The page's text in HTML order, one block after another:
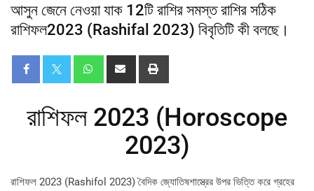
আসুন জেনে নেওয়া যাক 12টি রাশির সমস্ত রাশির সঠিক
রাশিফল​​2023 (Rashifal 2023) বিবৃতিটি কী বলছে।
রাশিফল 2023 (Horoscope
2023)
রাশিফল 2023 (Rashifol 2023) বৈদিক জ্যোতিষশাস্ত্রের উপর ভিত্তি করে গ্রহের